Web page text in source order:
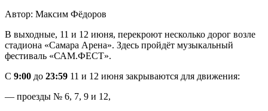
Автор: Максим Фёдоров
В выходные, 11 и 12 июня, перекроют несколько дорог возле
стадиона «Самара Арена». Здесь пройдёт музыкальный
фестиваль «САМ.ФЕСТ».
С 9:00 до 23:59 11 и 12 июня закрываются для движения:
— проезды № 6, 7, 9 и 12,